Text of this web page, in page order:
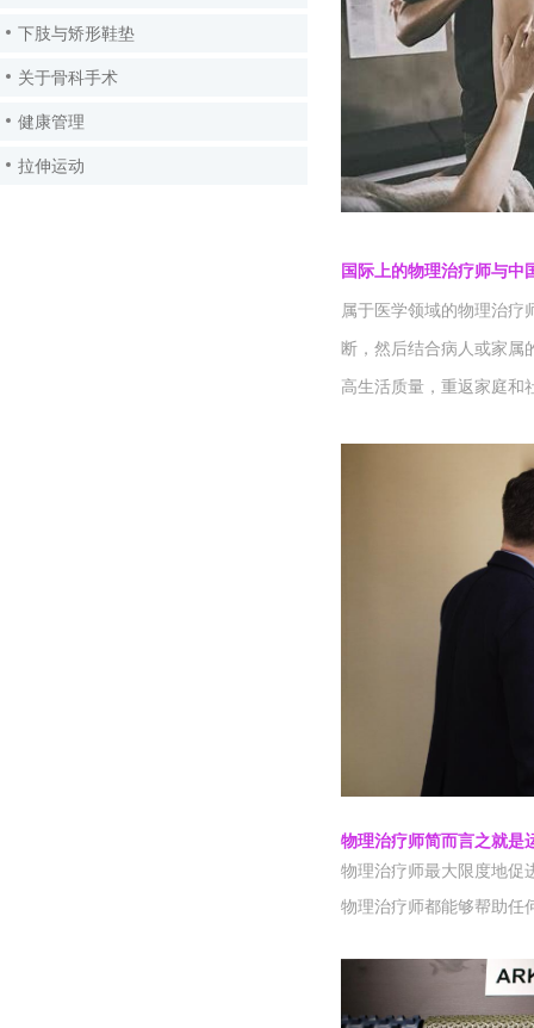
下肢与矫形鞋垫
关于骨科手术
健康管理
拉伸运动
国 际 上的物理治疗师与中
属于医学领域的物理治疗
断，然后结合病人或家属
高生活质量，重返家庭和
物理治疗师简而言之就是
物理治疗师最大限度地促
物理治疗师都能够帮助任